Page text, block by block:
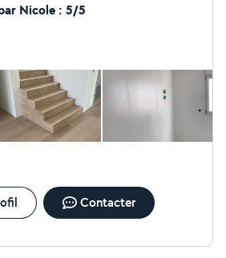
des meubles, créer un
mur (boucher des trous, enduit,
Nicole : 5/5
Contacter